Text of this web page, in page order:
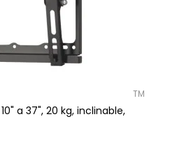
TM
a 37", 20 kg, inclinable,